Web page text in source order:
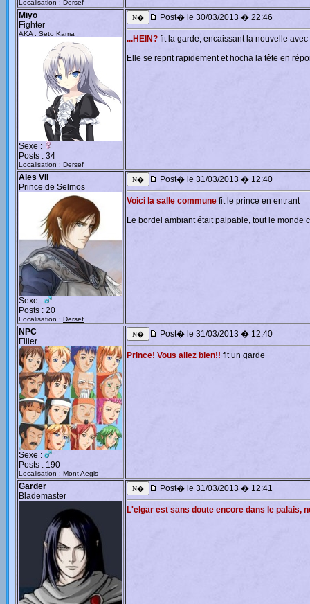
Localisation : Dersef
Miyo
Fighter
AKA : Seto Kama
Sexe :
Posts : 34
Localisation : Dersef
Post� le 30/03/2013 � 22:46
...HEIN? fit la garde, encaissant la nouvelle
Elle se reprit rapidement et hocha la tête en
Ales VII
Prince de Selmos
Sexe :
Posts : 20
Localisation : Dersef
Post� le 31/03/2013 � 12:40
Voici la salle commune fit le prince en entrant
Le bordel ambiant était palpable, tout le monde
NPC
Filler
Sexe :
Posts : 190
Localisation : Mont Aegis
Post� le 31/03/2013 � 12:40
Prince! Vous allez bien!! fit un garde
Garder
Blademaster
Post� le 31/03/2013 � 12:41
L'elgar est sans doute encore dans le palais,